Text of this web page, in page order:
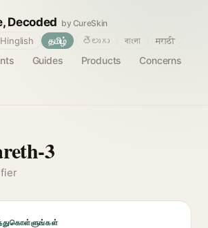
Decoded by CureSkin
Guides Products
Concerns
Hinglish தமிழ் తెలుగు বাংলা मराठी
3